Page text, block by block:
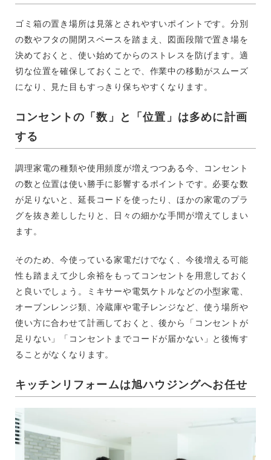
ゴミ箱の置き場所は見落とされやすいポイントです。分別
の数やフタの開閉スペースを踏まえ、図面段階で置き場を
決めておくと、使い始めてからのストレスを防げます。適
切な位置を確保しておくことで、作業中の移動がスムーズ
になり、見た目もすっきり保ちやすくなります。
コンセントの「数」と「位置」は多めに計画
する
調理家電の種類や使用頻度が増えつつある今、コンセント
の数と位置は使い勝手に影響するポイントです。必要な数
が足りないと、延長コードを使ったり、ほかの家電のプラ
グを抜き差ししたりと、日々の細かな手間が増えてしまい
ます。
そのため、今使っている家電だけでなく、今後増える可能
性も踏まえて少し余裕をもってコンセントを用意しておく
と良いでしょう。ミキサーや電気ケトルなどの小型家電、
オーブンレンジ類、冷蔵庫や電子レンジなど、使う場所や
使い方に合わせて計画しておくと、後から「コンセントが
足りない」「コンセントまでコードが届かない」と後悔す
ることがなくなります。
キッチンリフォームは旭ハウジングへお任せ